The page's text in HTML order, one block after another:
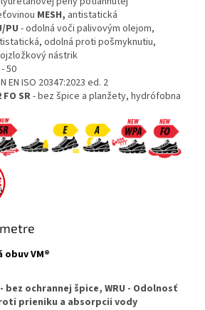
MESH, antistatická
PU- odolná voči palivovým olejom,
odolná proti pošmyknutiu,
nástrik
50
EN ISO 20347:2023 ed. 2
FO SR- bez špice a planžety, hydrófobna
obuv VM®
bez ochrannej špice, WRU - Odolnosť
prieniku a absorpcii vody